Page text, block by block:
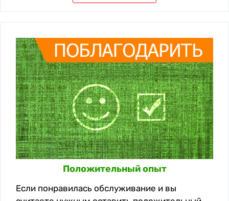
Положительный опыт
Если понравилась обслуживание и вы